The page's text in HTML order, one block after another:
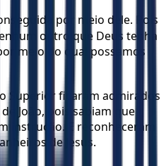
por meio dele. Pois
outro que Deus tenha
meio do qual possamos
Superior ficaram admirados
João, pois sabiam que
instrução. E reconheceram
de Jesus.